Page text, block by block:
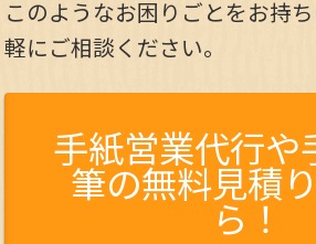
このようなお困りごとをお持
軽にご相談ください。
手紙営業代行や
筆の無料見積
ら！